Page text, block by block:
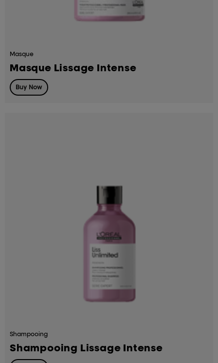
Masque
Masque Lissage Intense
Buy Now
Shampooing
Shampooing Lissage Intense